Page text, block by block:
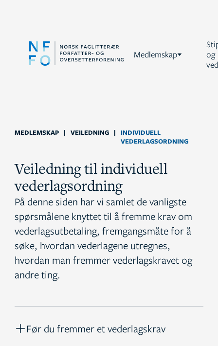
Medlemskap
og
MEDLEMSKAP | VEILEDNING |
INDIVIDUELL
VEDERLAGSORDNING
Veiledning til individuell
vederlagsordning
På denne siden har vi samlet de vanligste
spørsmålene knyttet til å fremme krav om
vederlagsutbetaling, fremgangsmåte for å
søke, hvordan vederlagene utregnes,
hvordan man fremmer vederlagskravet og
andre ting.
Før du fremmer et vederlagskrav